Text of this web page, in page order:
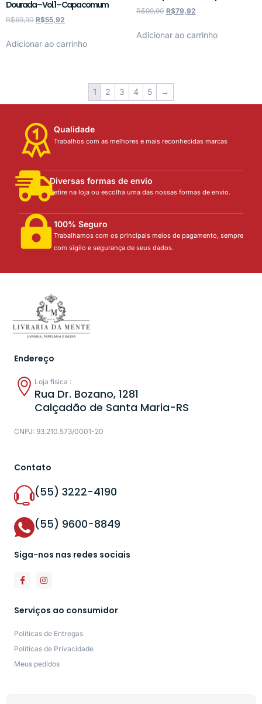
Dourada – Vol.1 – Capa comum
R$69,90 R$55,92
Adicionar ao carrinho
R$99,90 R$79,92
Adicionar ao carrinho
1 2 3 4 5 →
Qualidade
Trabalhos com as melhores e mais reconhecidas marcas
Diversas formas de envio
Retire na loja ou escolha uma das nossas formas de envio.
100% Seguro
Trabalhamos com os principais meios de pagamento, sempre
com sigilo e segurança de seus dados.
Endereço
Loja física :
Rua Dr. Bozano, 1281
Calçadão de Santa Maria-RS
CNPJ: 93.210.573/0001-20
Contato
(55) 3222-4190
(55) 9600-8849
Siga-nos nas redes sociais
Serviços ao consumidor
Políticas de Entregas
Políticas de Privacidade
Meus pedidos